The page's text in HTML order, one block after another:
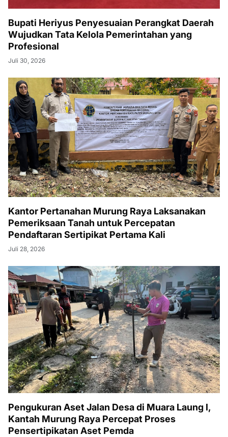
Bupati Heriyus Penyesuaian Perangkat Daerah
Wujudkan Tata Kelola Pemerintahan yang
Profesional
Juli 30, 2026
Kantor Pertanahan Murung Raya Laksanakan
Pemeriksaan Tanah untuk Percepatan
Pendaftaran Sertipikat Pertama Kali
Juli 28, 2026
Pengukuran Aset Jalan Desa di Muara Laung I,
Kantah Murung Raya Percepat Proses
Pensertipikatan Aset Pemda